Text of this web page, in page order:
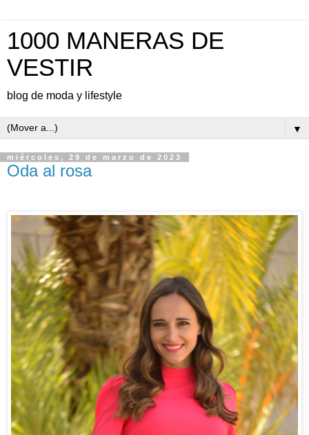
1000 MANERAS DE
VESTIR
blog de moda y lifestyle
▼
miércoles, 29 de marzo de 2023
Oda al rosa